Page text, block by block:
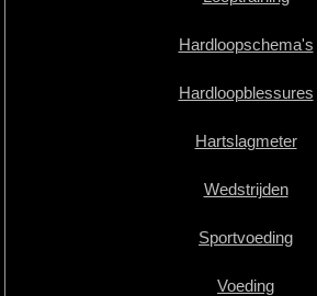
Hardloopschema's
Hardloopblessures
Hartslagmeter
Wedstrijden
Sportvoeding
Voeding